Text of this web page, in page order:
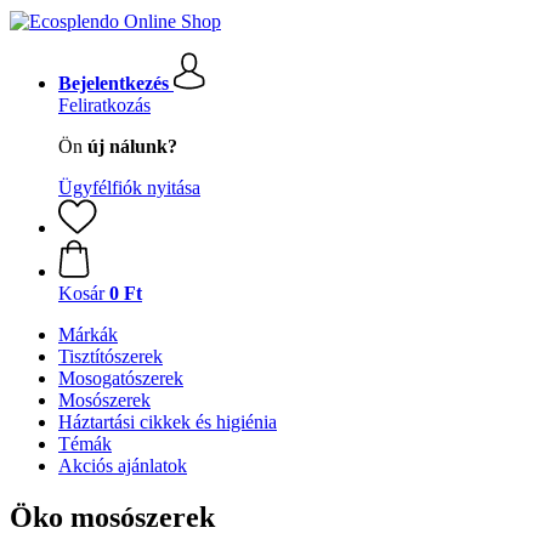
Bejelentkezés
Feliratkozás
Ön új nálunk?
Ügyfélfiók nyitása
Kosár 0 Ft
Márkák
Tisztítószerek
Mosogatószerek
Mosószerek
Háztartási cikkek és higiénia
Témák
Akciós ajánlatok
Öko mosószerek